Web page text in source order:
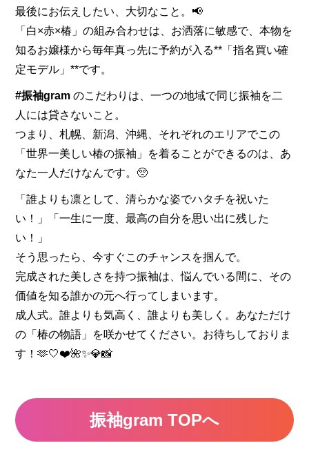
最後にお伝えしたい、大切なこと。📢
「白×赤×椿」の組み合わせは、お洒落に敏感で、本物を
知るお嬢様から毎年真っ先に予約が入る**「指名買い確
定モデル」**です。
#振袖gram のこだわりは、一つの地域で同じ振袖を二
人には貸さないこと。
つまり、札幌、新潟、沖縄、それぞれのエリアでこの
「世界一美しい椿の振袖」を着ることができるのは、あ
なた一人だけなんです。🥺
「誰よりも凛として、清らかな姿でハタチを祝いた
い！」「一生に一度、最高の自分を思い出に残した
い！」
そう思ったら、今すぐこのチャンスを掴んで。
完成された美しさを持つ振袖は、悩んでいる間に、その
価値を知る誰かの元へ行ってしまいます。
成人式。誰よりも気高く、誰よりも美しく。あなただけ
の「椿の物語」を咲かせてください。お待ちしておりま
す！🫶🤍❤️🌺✨💎📸
振袖gram TOPへ